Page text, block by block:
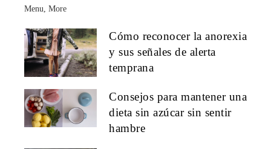
Cómo reconocer la anorexia
y sus señales de alerta
temprana
Consejos para mantener una
dieta sin azúcar sin sentir
hambre